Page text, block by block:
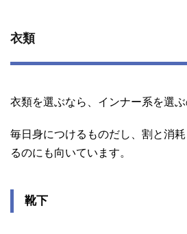
衣類
衣類を選ぶなら、インナー系を選ぶ
毎日身につけるものだし、割と消
るのにも向いています。
靴下